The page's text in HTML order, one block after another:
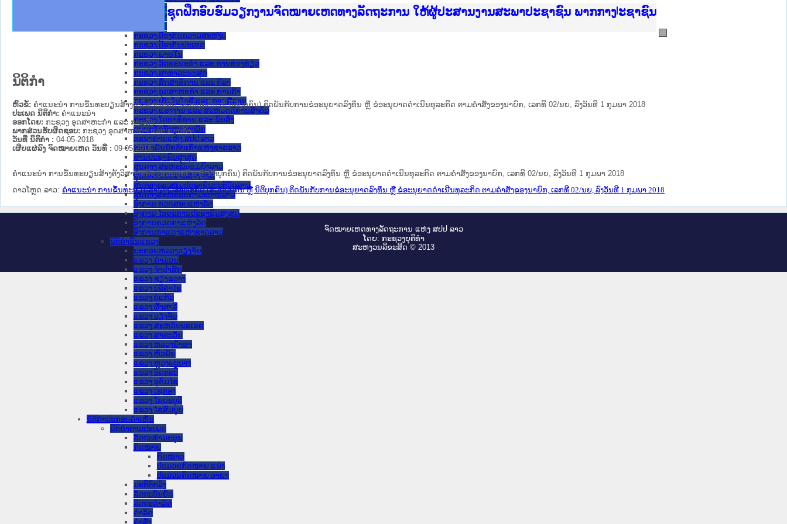
ກະຊວງ ການຕ່າງປະເທດ
ກະຊວງ ການເງິນ
ກະຊວງ ຍຸຕິທໍາ
ກະຊວງ ປ້ອງກັນຄວາມສະຫງົບ
ກະຊວງ ປ້ອງກັນປະເທດ
ກະຊວງ ພາຍໃນ
ກະຊວງ ວັດທະນະທຳ ແລະ ການທ່ອງທ່ຽວ
ກະຊວງ ສາທາລະນະສຸກ
ກະຊວງ ສຶກສາທິການ ແລະ ກິລາ
ກະຊວງ ອຸດສາຫະກຳ ແລະ ການຄ້າ
ກະຊວງ ເຕັກໂນໂລຊີ ແລະ ການສື່ສານ
ກະຊວງ ແຮງງານ ແລະ ສະຫວັດດີການສັງຄົມ
ກະຊວງ ໂຍທາທິການ ແລະ ຂົນສົ່ງ
ຄະນະຈັດຕັ້ງສູນກາງພັກ
ທະນາຄານແຫ່ງ ສປປ ລາວ
ສະຫະພັນນັກຮົບເກົ່າແຫ່ງຊາດລາວ
ສານປະຊາຊົນສູງສຸດ
ສູນກາງ ສະຫະພັນແມ່ຍິງລາວ
ສູນກາງ ແນວລາວສ້າງຊາດ
ສູນກາງຊາວໜຸ່ມປະຊາຊົນປະຕິວັດລາວ
ສູນກາງສະຫະພັນກຳມະບານລາວ
ອົງການ ກວດສອບແຫ່ງລັດ
ອົງການ ໄອຍະການປະຊາຊົນສູງສຸດ
ອົງການກວດກາແຫ່ງລັດ
ອົງການກາແດງແຫ່ງຊາດລາວ
ນິຕິກໍາຂັ້ນແຂວງ
ນະ​ຄອນ​ຫລວງວຽງຈັນ
ແຂວງ ຄໍາມ່ວນ
ແຂວງ ຈໍາປາສັກ
ແຂວງ ຊຽງຂວາງ
ແຂວງ ບໍລິຄໍາໄຊ
ແຂວງ ບໍ່ແກ້ວ
ແຂວງ ຜົ້ງສາລີ
ແຂວງ ວຽງຈັນ
ແຂວງ ສະຫວັນນະເຂດ
ແຂວງ ສາລະວັນ
ແຂວງ ຫລວງນໍ້າທາ
ແຂວງ ຫົວພັນ
ແຂວງ ຫຼວງພະບາງ
ແຂວງ ອັດຕະປື
ແຂວງ ອຸດົມໄຊ
ແຂວງ ເຊກອງ
ແຂວງ ໄຊຍະບູລີ
ແຂວງ ໄຊສົມບູນ
ນິຕິກໍາປະກອບຄໍາເຫັນ
ນິຕິກໍາຕາມປະເພດ
ລັດຖະທໍາມະນູນ
ກົດໝາຍ
ກົດໝາຍ
ປະມວນກົດໝາຍ ແພ່ງ
ປະມວນກົດໝາຍ ອາຍາ
ມະຕິຕົກລົງ
ລັດຖະບັນຍັດ
ລັດຖະດໍາລັດ
ດໍາລັດ
ຄໍາສັ່ງ
Ministry of Justice Lao PDR
ເຜີຍແຜ່ວັບໄຊຈົດໝາຍເຫດທາງລັດຖະການ ແລະ ແອັບກົດໝາຍລາວ ທີ່ ສະຖາບັນຍຸຕິທຳແຫ່ງຊາດ
ກະຊວງຍຸຕິທຳ
ຊຸດຝຶກອົບຮົມວຽກງານຈົດໝາຍເຫດທາງລັດຖະການ ໃຫ້ຜູ້ປະສານງານສະພາປະຊາຊົນ ພາກເໜືອ
ກອງປະຊຸມທົບທວນຄືນການຈັດຕັ້ງປະຕິບັດວຽກງານຈົດໝາຍເຫດທາງລັດຖະການ
ຝຶກອົບຮົມ ຜູ່ປະສານງານວຽກງານຈົດໝາຍເຫດທາງລັດຖະການ ສຳລັບ ພາກກາງ
ຝຶກອົບຮົມ ຜູ່ປະສານງານວຽກງານຈົດໝາຍເຫດທາງລັດຖະການ ສຳລັບ ພາກໃຕ້
ເຜີຍແຜ່ແອັບກົດໝາຍລາວ ແລະ ເວັບໄຊຈົດໝາຍເຫດທາງລັດຖະການ ທີ່ ວິທະຍາຄານຕຳຫຼວດປະຊາຊົນ
ເຜີຍແຜ່ແອັບກົດໝາຍລາວ ແລະ ເວັບໄຊຈົດໝາຍເຫດທາງລັດຖະການ ທີ່ ວິທະຍາຄານສັນຕິບານປະຊາຊົນ
ຍົກລະດັບວຽກງານຈົດໝາຍເຫດທາງລັດຖະການໃຫ້ຜູ້ປະສານງານຂັ້ນແຂວງພາກເໜືອ
ຊຸດຝຶກອົບຮົມວຽກງານຈົດໝາຍເຫດທາງລັດຖະການ ໃຫ້ຜູ້ປະສານງານສະພາປະຊາຊົນ ພາກກາງ
ນິຕິກໍາ
ຫົວຂໍ້: ຄຳແນະນຳ ການຂຶ້ນທະບຽນສ້າງຕັ້ງວິສາຫະກິດ (ສ່ວນບຸກຄົນ ຫຼື ນິຕິບຸກຄົນ) ຕິດພັນກັບການຂໍອະນຸຍາດລົງທຶນ ຫຼື ຂໍອະນຸຍາດດຳເນີນທຸລະກິດ ຕາມຄຳສັ່ງຂອງນາຍົກ, ເລກທີ 02/ນຍ, ລົງວັນທີ 1 ກຸມພາ 2018
ປະເພດ ນິຕິກໍາ: ຄໍາແນະນໍາ
ອອກໂດຍ: ກະຊວງ ອຸດສາຫະກຳ ແລະ ການຄ້າ
ພາກສ່ວນຮັບຜິດຊອບ: ກະຊວງ ອຸດສາຫະກຳ ແລະ ການຄ້າ
ວັນທີ່ ນິຕິກໍາ : 04-05-2018
ເຜີຍແຜ່ລົງ ຈົດໝາຍເຫດ ວັນທີ່ : 09-05-2018
ຄຳແນະນຳ ການຂຶ້ນທະບຽນສ້າງຕັ້ງວິສາຫະກິດ (ສ່ວນບຸກຄົນ ຫຼື ນິຕິບຸກຄົນ) ຕິດພັນກັບການຂໍອະນຸຍາດລົງທຶນ ຫຼື ຂໍອະນຸຍາດດຳເນີນທຸລະກິດ ຕາມຄຳສັ່ງຂອງນາຍົກ, ເລກທີ 02/ນຍ, ລົງວັນທີ 1 ກຸມພາ 2018
ດາວໂຫຼດ ລາວ: ຄຳແນະນຳ ການຂຶ້ນທະບຽນສ້າງຕັ້ງວິສາຫະກິດ (ສ່ວນບຸກຄົນ ຫຼື ນິຕິບຸກຄົນ) ຕິດພັນກັບການຂໍອະນຸຍາດລົງທຶນ ຫຼື ຂໍອະນຸຍາດດຳເນີນທຸລະກິດ ຕາມຄຳສັ່ງຂອງນາຍົກ, ເລກທີ 02/ນຍ, ລົງວັນທີ 1 ກຸມພາ 2018
ຈົດ​ໝາຍ​ເຫດ​ທາງ​ລັດ​ຖະ​ການ ແຫ່ງ ສ​ປ​ປ ລາວ
ໂດຍ: ກະ​ຊວງຍຸ​ຕິ​ທຳ
ສະ​ຫງວນ​ລິ​ຂະ​ສິດ © 2013